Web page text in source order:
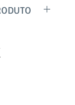
Uma
para os dias